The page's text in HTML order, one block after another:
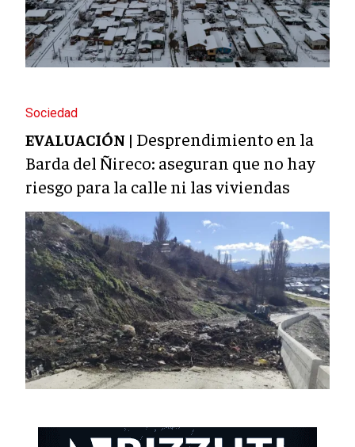
Sociedad
EVALUACIÓN | Desprendimiento en la
Barda del Ñireco: aseguran que no hay
riesgo para la calle ni las viviendas